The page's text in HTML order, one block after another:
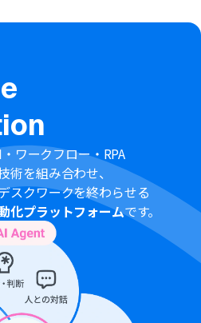
れぞれとYoomを連携してくださ
したトリガーを使用することで、
から直接トリガーを起動させるこ
たトリガーの設定方法は
ったトリガーの設定方法」をご参
ワークフロー・RPA
術を組み合わせ、
スクワークを終わらせる
化プラットフォームです。